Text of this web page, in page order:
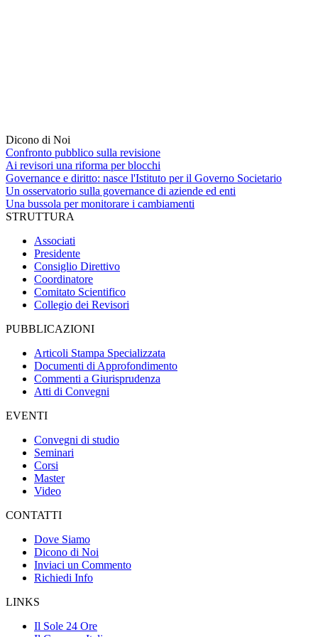
Dicono di Noi
Confronto pubblico sulla revisione
Ai revisori una riforma per blocchi
Governance e diritto: nasce l'Istituto per il Governo Societario
Un osservatorio sulla governance di aziende ed enti
Una bussola per monitorare i cambiamenti
STRUTTURA
Associati
Presidente
Consiglio Direttivo
Coordinatore
Comitato Scientifico
Collegio dei Revisori
PUBBLICAZIONI
Articoli Stampa Specializzata
Documenti di Approfondimento
Commenti a Giurisprudenza
Atti di Convegni
EVENTI
Convegni di studio
Seminari
Corsi
Master
Video
CONTATTI
Dove Siamo
Dicono di Noi
Inviaci un Commento
Richiedi Info
LINKS
Il Sole 24 Ore